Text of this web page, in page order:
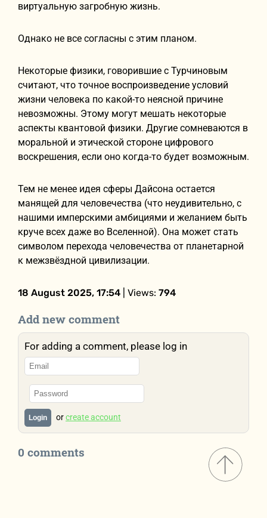
виртуальную загробную жизнь.
Однако не все согласны с этим планом.
Некоторые физики, говорившие с Турчиновым
считают, что точное воспроизведение условий
жизни человека по какой-то неясной причине
невозможны. Этому могут мешать некоторые
аспекты квантовой физики. Другие сомневаются в
моральной и этической стороне цифрового
воскрешения, если оно когда-то будет возможным.
Тем не менее идея сферы Дайсона остается
манящей для человечества (что неудивительно, с
нашими имперскими амбициями и желанием быть
круче всех даже во Вселенной). Она может стать
символом перехода человечества от планетарной
к межзвёздной цивилизации.
18 August 2025, 17:54 | Views: 794
Add new comment
For adding a comment, please log in
Login orcreate account
0 comments